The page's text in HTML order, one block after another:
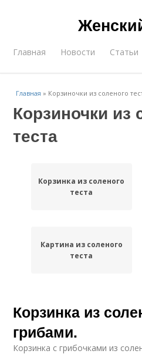
Главная Новости Статьи
Главная » Корзиночки из соленого
Корзиночки из
теста
Корзинка из соленого
теста
Картина из соленого
теста
Корзина из соленого
теста
Корзинка из
грибами.
Корзинка с грибочками из